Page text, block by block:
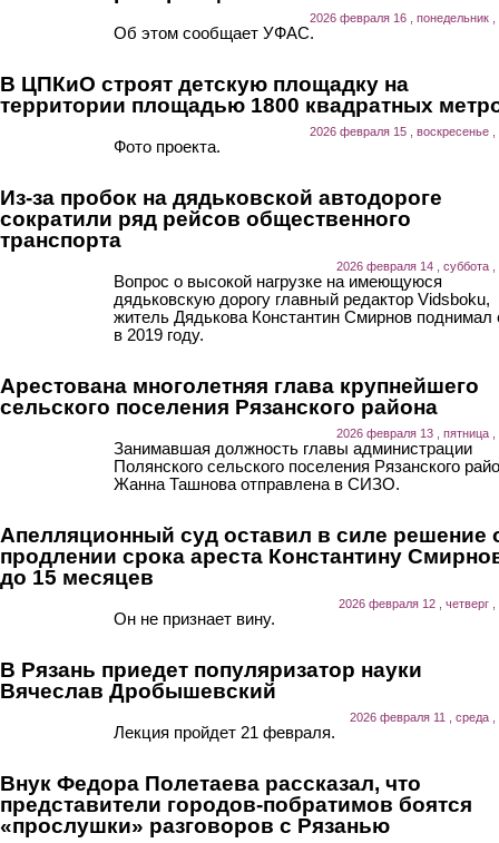
2026 февраля 16 , понедельник ,
Об этом сообщает УФАС.
В ЦПКиО строят детскую площадку на
территории площадью 1800 квадратных
2026 февраля 15 , воскресенье ,
Фото проекта.
Из-за пробок на дядьковской автодороге
сократили ряд рейсов общественного
транспорта
2026 февраля 14 , суббота ,
Вопрос о высокой нагрузке на имеющуюся
дядьковскую дорогу главный редактор Vidsboku,
житель Дядькова Константин Смирнов поднимал
в 2019 году.
Арестована многолетняя глава крупнейшего
сельского поселения Рязанского района
2026 февраля 13 , пятница ,
Занимавшая должность главы администрации
Полянского сельского поселения Рязанского
Жанна Ташнова отправлена в СИЗО.
Апелляционный суд оставил в силе решение
продлении срока ареста Константину
до 15 месяцев
2026 февраля 12 , четверг ,
Он не признает вину.
В Рязань приедет популяризатор науки
Вячеслав Дробышевский
2026 февраля 11 , среда ,
Лекция пройдет 21 февраля.
Внук Федора Полетаева рассказал, что
представители городов-побратимов боятся
«прослушки» разговоров с Рязанью